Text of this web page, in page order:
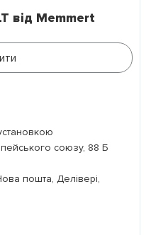
від Memmert
союзу, 88 Б
пошта, Делівері,